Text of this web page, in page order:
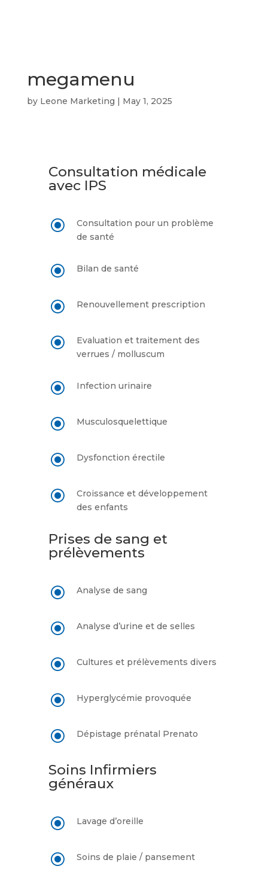
megamenu
by Leone Marketing | May 1, 2025
Consultation médicale
avec IPS
\
Consultation pour un problème
de santé
\ Bilan de santé
\ Renouvellement prescription
\
Evaluation et traitement des
verrues / molluscum
\ Infection urinaire
\ Musculosquelettique
\ Dysfonction érectile
\
Croissance et développement
des enfants
Prises de sang et
prélèvements
\ Analyse de sang
\ Analyse d’urine et de selles
\ Cultures et prélèvements divers
\ Hyperglycémie provoquée
\ Dépistage prénatal Prenato
Soins Infirmiers
généraux
\ Lavage d’oreille
\ Soins de plaie / pansement